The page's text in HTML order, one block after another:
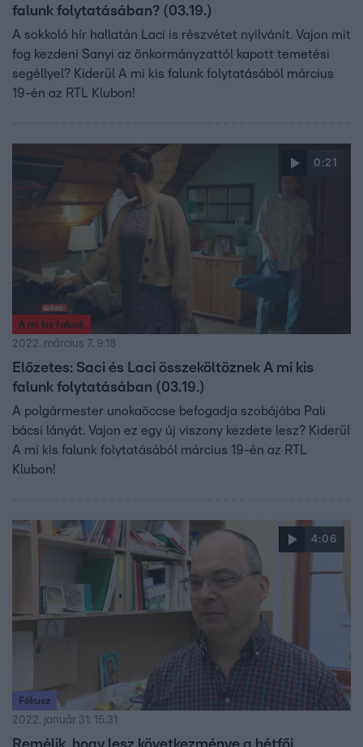
falunk folytatásában? (03.19.)
A sokkoló hír hallatán Laci is részvétet nyilvánít. Vajon mit
fog kezdeni Sanyi az önkormányzattól kapott temetési
segéllyel? Kiderül A mi kis falunk folytatásából március
19-én az RTL Klubon!
0:21
A mi kis falunk
2022. március 7. 9:18
Előzetes: Saci és Laci összeköltöznek A mi kis
falunk folytatásában (03.19.)
A polgármester unokaöccse befogadja szobájába Pali
bácsi lányát. Vajon ez egy új viszony kezdete lesz? Kiderül
A mi kis falunk folytatásából március 19-én az RTL
Klubon!
4:06
Fókusz
2022. január 31. 15:31